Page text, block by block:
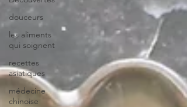
douceurs
les aliments
qui soignent
recettes
asiatiques
médecine
chinoise